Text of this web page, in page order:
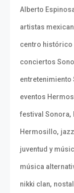
Alberto
artistas
centro
conciertos
entretenimiento
eventos
festival Sonora,
Hermosillo,
juventud y
música
nikki clan,